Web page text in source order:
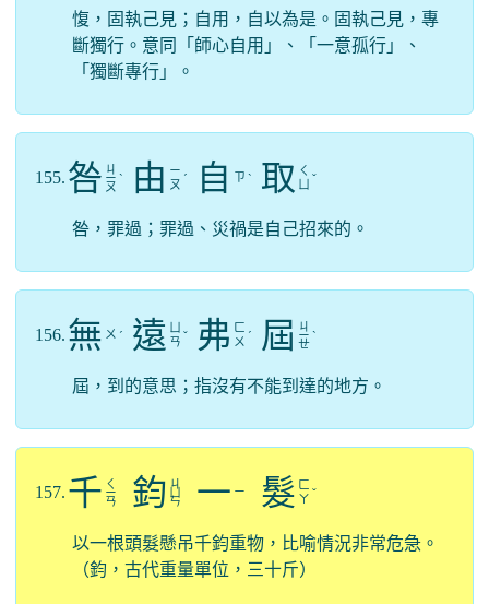
愎，固執己見；自用，自以為是。固執己見，專
斷獨行。意同「師心自用」、「一意孤行」、
「獨斷專行」。
155. 咎 ㄐ
ㄧ
ㄡ
ˋ 由 ㄧ
ㄡ ˊ 自 ㄗ ˋ 取 ㄑ
ˇ
咎，罪過；罪過、災禍是自己招來的。
156. 無 ㄨ ˊ 遠 ㄢ ˇ 弗 ㄈ
ㄨ ˊ 屆 ㄐ
ㄧ
ㄝ
ˋ
屆，到的意思；指沒有不能到達的地方。
157. 千 ㄑ
ㄧ
ㄢ 鈞 ㄐ
ㄩ
ㄣ 一 ㄧ 髮 ㄈ
ㄚ ˇ
以一根頭髮懸吊千鈞重物，比喻情況非常危急。
（鈞，古代重量單位，三十斤）